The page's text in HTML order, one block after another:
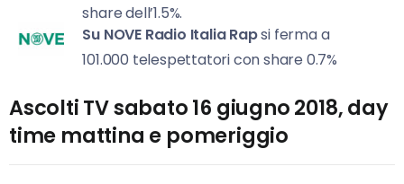
share dell’1.5%.
Su NOVE Radio Italia Rapsi ferma a
101.000 telespettatori con share 0.7%
Ascolti TV sabato 16 giugno 2018, day
time mattina e pomeriggio